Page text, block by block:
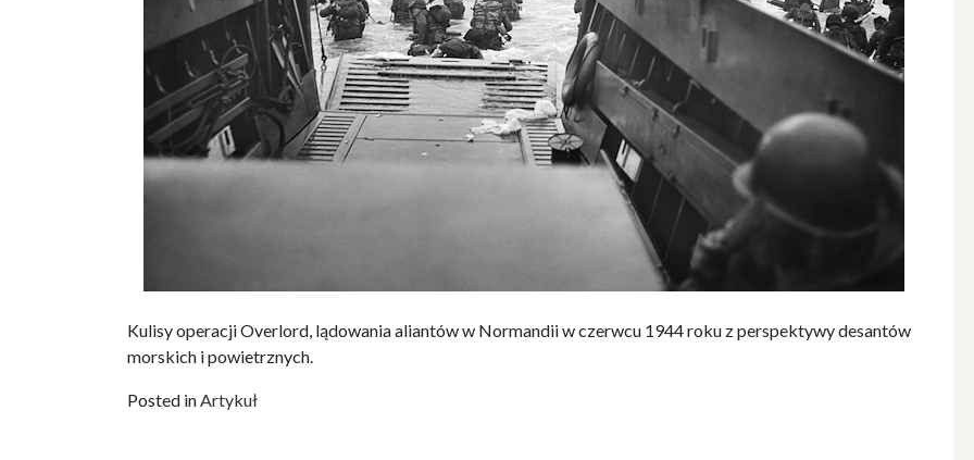
Kulisy operacji Overlord, lądowania aliantów w Normandii w czerwcu 1944 roku z perspektywy desantów
morskich i powietrznych.
Posted inArtykuł